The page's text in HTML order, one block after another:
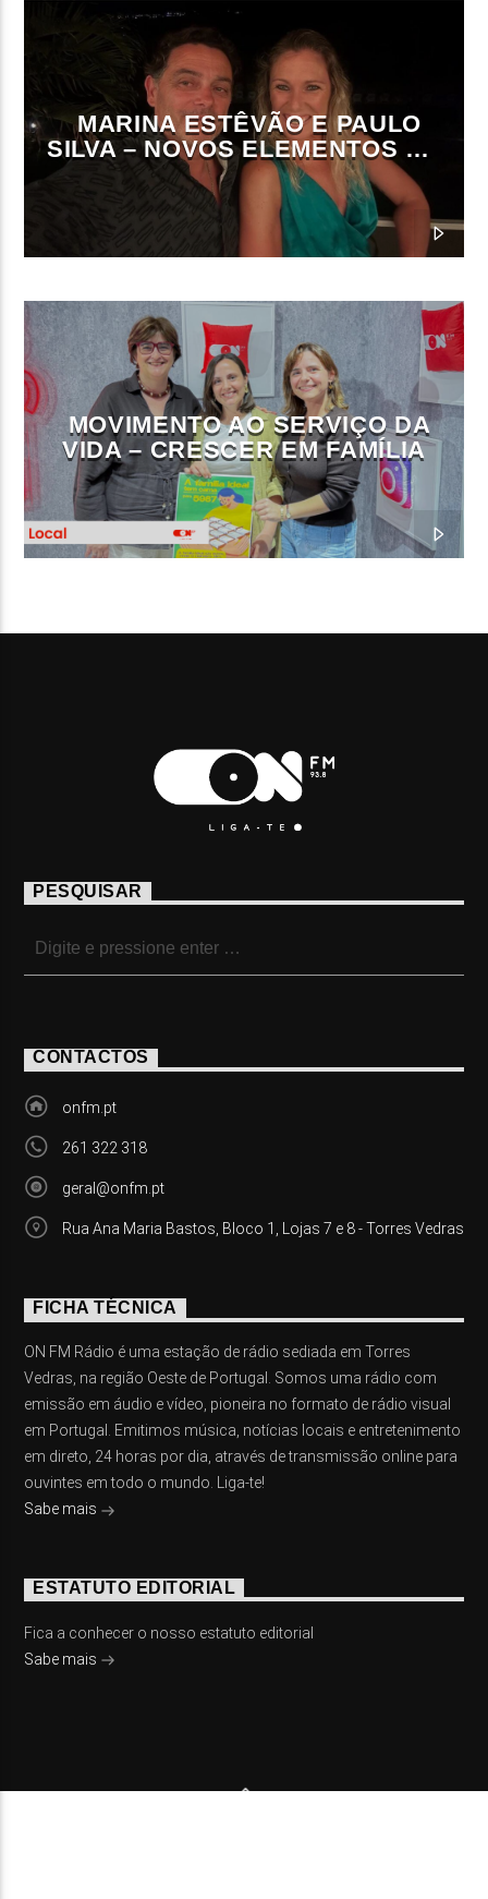
MARINA ESTÊVÃO E PAULO
SILVA – NOVOS ELEMENTOS DA
DIREÇÃO DA ON FM
MOVIMENTO AO SERVIÇO DA
VIDA – CRESCER EM FAMÍLIA
PESQUISAR
CONTACTOS
onfm.pt
261 322 318
geral@onfm.pt
Rua Ana Maria Bastos, Bloco 1, Lojas 7 e 8 - Torres Vedras
FICHA TÉCNICA
ON FM Rádio é uma estação de rádio sediada em Torres
Vedras, na região Oeste de Portugal. Somos uma rádio com
emissão em áudio e vídeo, pioneira no formato de rádio visual
em Portugal. Emitimos música, notícias locais e entretenimento
em direto, 24 horas por dia, através de transmissão online para
ouvintes em todo o mundo. Liga-te!
Sabe mais
ESTATUTO EDITORIAL
Fica a conhecer o nosso estatuto editorial
Sabe mais